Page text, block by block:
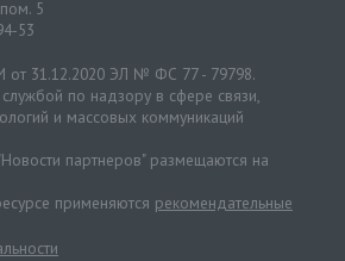
5
53
от 31.12.2020 ЭЛ № ФС 77 - 79798.
по надзору в сфере связи,
и массовых коммуникаций
партнеров" размещаются на
применяются рекомендательные